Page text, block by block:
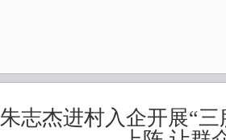
朱志杰进村入企开展“